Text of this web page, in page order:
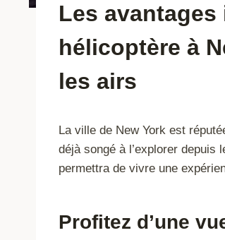
Les
hélicoptère à
les airs
La ville de New York est
déjà songé à l’explorer depuis
permettra de vivre une
Profitez d’une